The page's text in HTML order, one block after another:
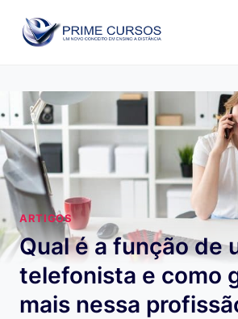
para
ARTIGOS
Qual é a função de
telefonista e como
mais nessa